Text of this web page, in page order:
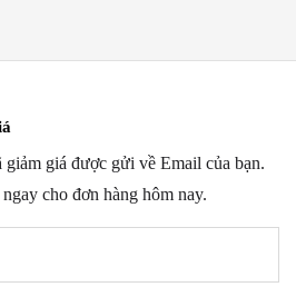
giá được gửi về Email của bạn.
cho đơn hàng hôm nay.